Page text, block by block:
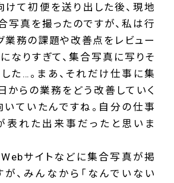
て初便を送り出した後、現地
写真を撮ったのですが、私は行
業務の課題や改善点をレビュー
なりすぎて、集合写真に写りそ
た…。まあ、それだけ仕事に集
からの業務をどう改善していく
ていたんですね。自分の仕事
表れた出来事だったと思いま
サイトなどに集合写真が掲
、みんなから「なんでいない